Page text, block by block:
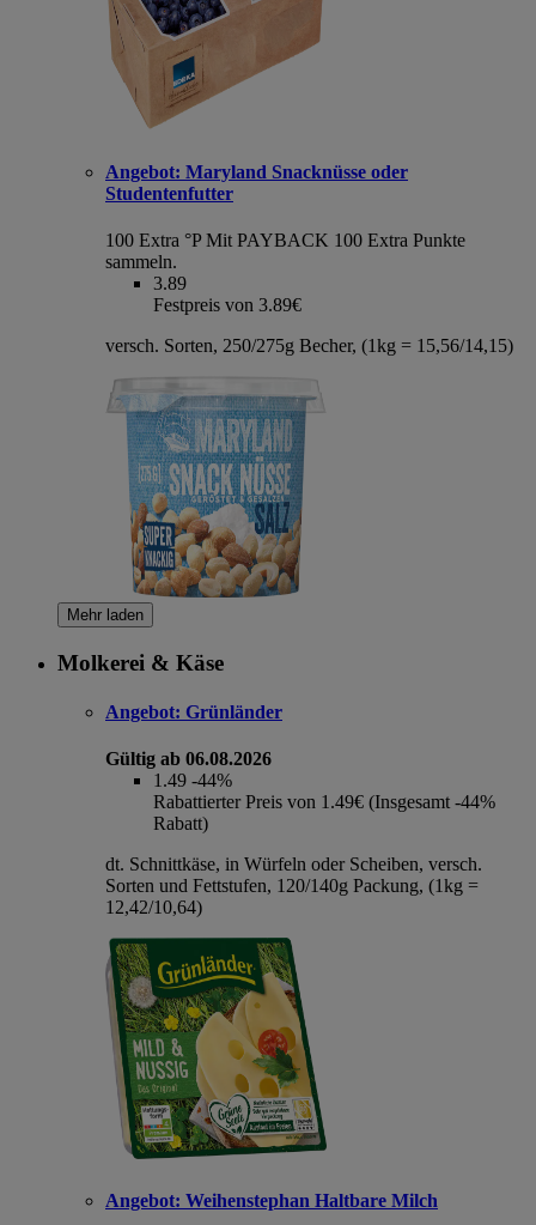
Angebot: Maryland Snacknüsse oder
Studentenfutter
100 Extra °P Mit PAYBACK 100 Extra Punkte
sammeln.
3.89
Festpreis von 3.89€
versch. Sorten, 250/275g Becher, (1kg = 15,56/14,15)
Mehr laden
Molkerei & Käse
Angebot: Grünländer
Gültig ab 06.08.2026
1.49 -44%
Rabattierter Preis von 1.49€ (Insgesamt -44%
Rabatt)
dt. Schnittkäse, in Würfeln oder Scheiben, versch.
Sorten und Fettstufen, 120/140g Packung, (1kg =
12,42/10,64)
Angebot: Weihenstephan Haltbare Milch